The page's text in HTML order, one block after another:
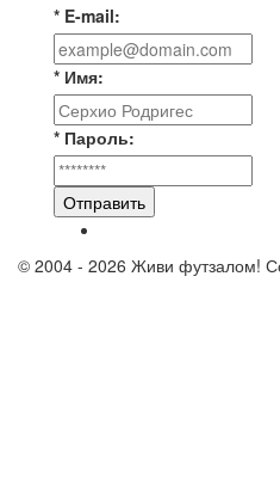
* E-mail:
* Имя:
* Пароль:
Отправить
© 2004 - 2026 Живи футзалом!